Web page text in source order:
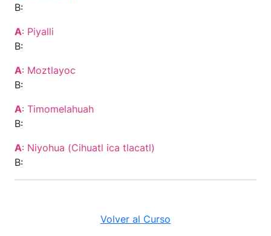
B:
A: Piyalli
B:
A: Moztlayoc
B:
A: Timomelahuah
B:
A: Niyohua (Cihuatl ica tlacatl)
B:
Volver al Curso